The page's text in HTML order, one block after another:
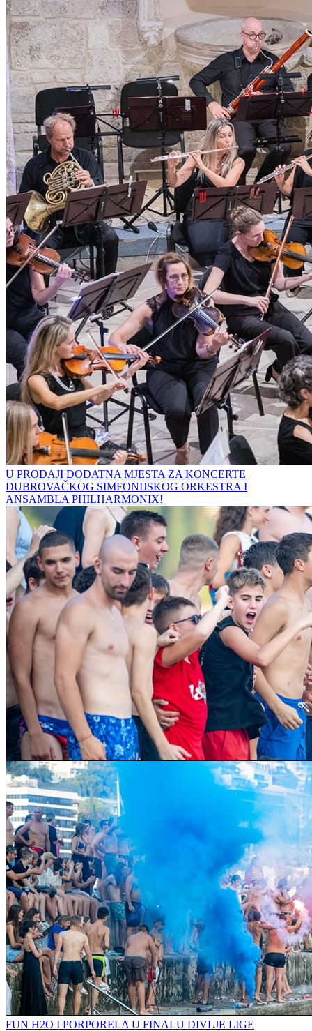
U PRODAJI DODATNA MJESTA ZA KONCERTE
DUBROVAČKOG SIMFONIJSKOG ORKESTRA I
ANSAMBLA PHILHARMONIX!
FUN H2O I PORPORELA U FINALU DIVLJE LIGE